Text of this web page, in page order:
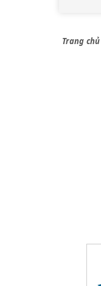
Trang chủ